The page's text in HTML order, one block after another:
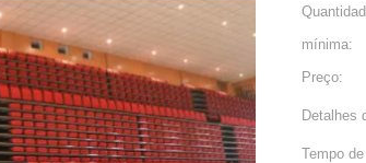
mínima:
Preço:
Detalhes
Tempo